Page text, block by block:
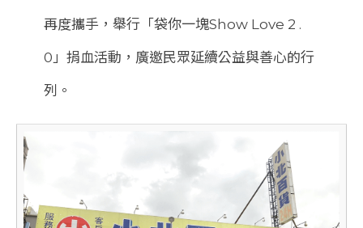
再度攜手，舉行「袋你一塊Show Love 2 .
0」捐血活動，廣邀民眾延續公益與善心的行
列。